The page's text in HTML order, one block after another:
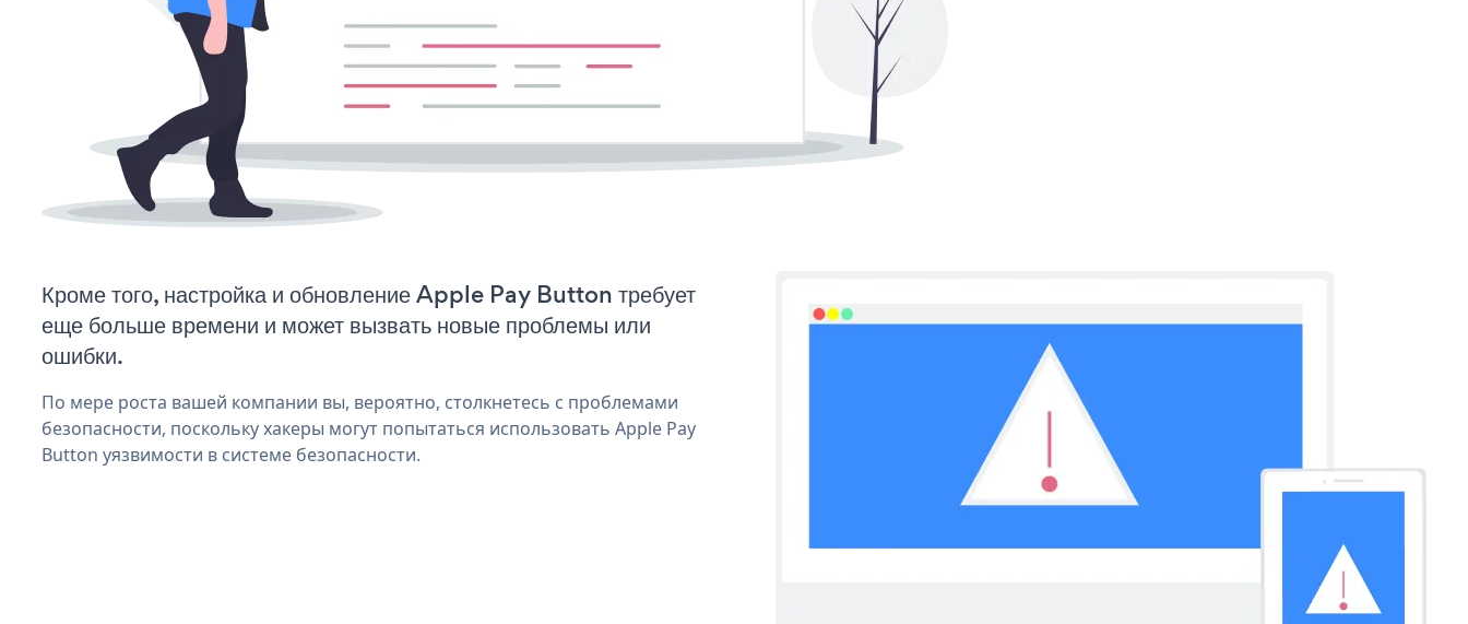
Кроме того, настройка и обновление Apple Pay Button требует
еще больше времени и может вызвать новые проблемы или
ошибки.
По мере роста вашей компании вы, вероятно, столкнетесь с проблемами
безопасности, поскольку хакеры могут попытаться использовать Apple Pay
Button уязвимости в системе безопасности.